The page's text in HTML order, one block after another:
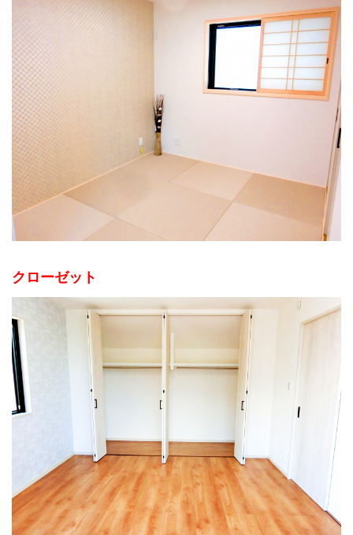
クローゼット